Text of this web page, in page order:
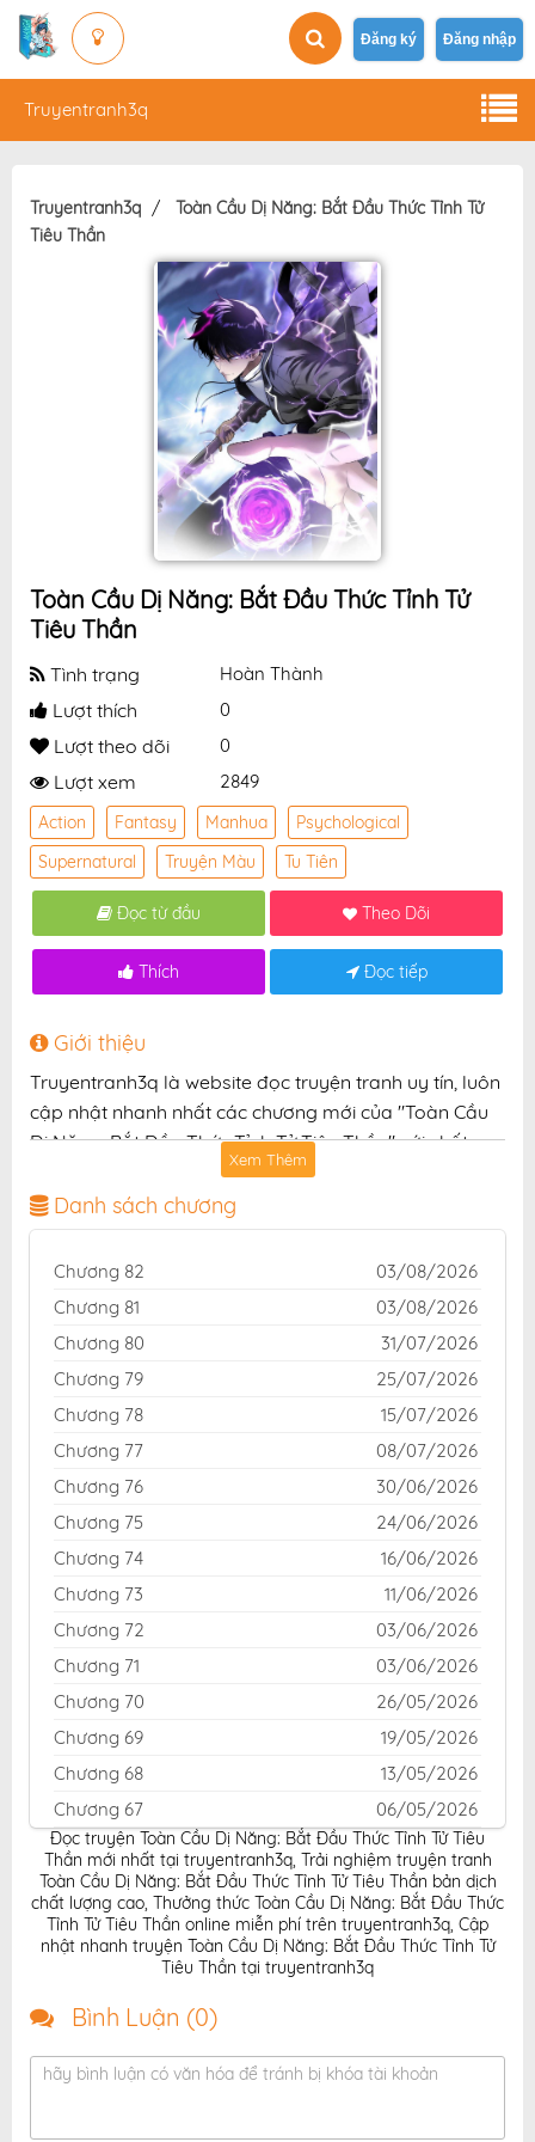
Đăng ký Đăng nhập
Truyentranh3q
Truyentranh3q
Toàn Cầu Dị Năng: Bắt Đầu Thức Tỉnh Tử
Tiêu Thần
Toàn Cầu Dị Năng: Bắt Đầu Thức Tỉnh Tử
Tiêu Thần
Tình trạng Hoàn Thành
Lượt thích 0
Lượt theo dõi 0
Lượt xem 2849
Action Fantasy Manhua
Psychological
Supernatural
Truyện Màu Tu Tiên
Đọc từ đầu Theo Dõi
Thích Đọc tiếp
Giới thiệu
Truyentranh3q là website đọc truyện tranh uy tín, luôn
cập nhật nhanh nhất các chương mới của "Toàn Cầu
Dị Năng: Bắt Đầu Thức Tỉnh Tử Tiêu Thần" với chất
lượng hình ảnh sắc nét, bản dịch chuẩn và giao diện
thân thiện, mang đến trải nghiệm đọc truyện hấp dẫn,
tiện lợi, hoàn toàn miễn phí cho độc giả yêu thích
truyện tranh online.
Xem Thêm
Danh sách chương
Chương 82
03/08/2026
Chương 81
03/08/2026
Chương 80
31/07/2026
Chương 79
25/07/2026
Chương 78
15/07/2026
Chương 77
08/07/2026
Chương 76
30/06/2026
Chương 75
24/06/2026
Chương 74
16/06/2026
Chương 73
11/06/2026
Chương 72
03/06/2026
Chương 71
03/06/2026
Chương 70
26/05/2026
Chương 69
19/05/2026
Chương 68
13/05/2026
Chương 67
06/05/2026
Chương 66
28/04/2026
Chương 65
23/04/2026
Chương 64
20/04/2026
Chương 63
15/04/2026
Chương 61
Chương 60
31/03/2026
Đọc truyện Toàn Cầu Dị Năng: Bắt Đầu Thức Tỉnh Tử Tiêu
Thần mới nhất tại truyentranh3q, Trải nghiệm truyện tranh
Toàn Cầu Dị Năng: Bắt Đầu Thức Tỉnh Tử Tiêu Thần bản dịch
chất lượng cao, Thưởng thức Toàn Cầu Dị Năng: Bắt Đầu Thức
Tỉnh Tử Tiêu Thần online miễn phí trên truyentranh3q, Cập
nhật nhanh truyện Toàn Cầu Dị Năng: Bắt Đầu Thức Tỉnh Tử
Tiêu Thần tại truyentranh3q
Bình Luận (0)
hãy bình luận có văn hóa để tránh bị khóa tài khoản